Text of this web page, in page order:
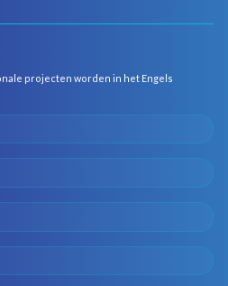
projecten worden in het Engels